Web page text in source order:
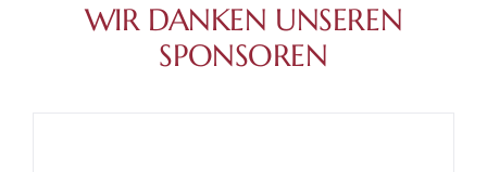
WIR DANKEN UNSEREN
SPONSOREN